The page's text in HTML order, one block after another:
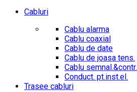
Cabluri
Cablu alarma
Cablu coaxial
Cablu de date
Cablu de joasa tens.
Cablu semnal.&contr.
Conduct. pt.inst.el.
Trasee cabluri